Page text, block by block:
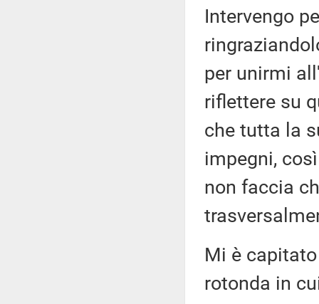
Intervengo
per unirmi
riflettere su
che tutta la
impegni,
non faccia
Mi è
rotonda in